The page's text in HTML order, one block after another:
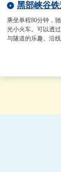
黑部峡谷
乘坐单程80分钟，
光小火车。可以透
与隧道的乐趣。沿线